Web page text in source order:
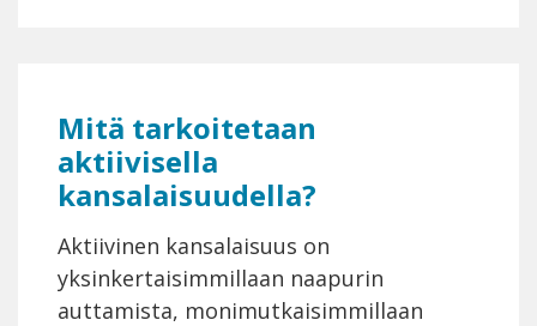
Mitä tarkoitetaan
aktiivisella
kansalaisuudella?
Aktiivinen kansalaisuus on
yksinkertaisimmillaan naapurin
auttamista, monimutkaisimmillaan